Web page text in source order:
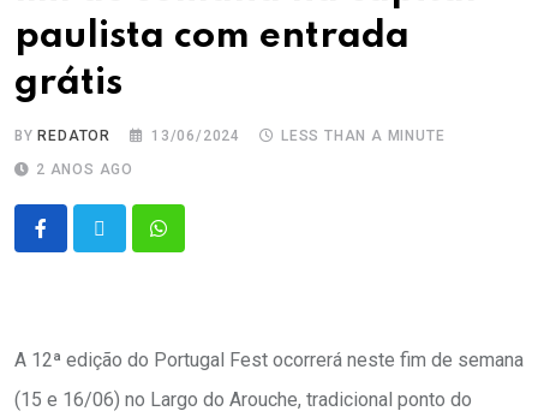
paulista com entrada
grátis
BY REDATOR 13/06/2024
LESS THAN A MINUTE
2 ANOS AGO
A 12ª edição do Portugal Fest ocorrerá neste fim de semana
(15 e 16/06) no Largo do Arouche, tradicional ponto do